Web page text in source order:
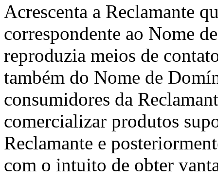
Acrescenta a Reclamante
correspondente ao Nome
reproduzia meios de
também do Nome de
consumidores da
comercializar produtos
Reclamante e
com o intuito de obter